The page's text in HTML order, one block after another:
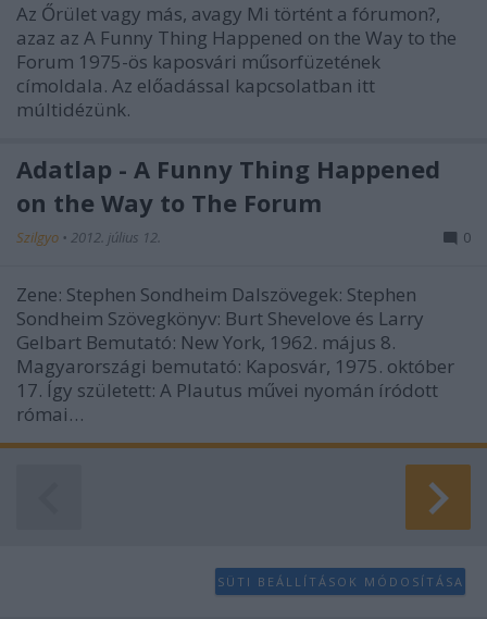
Az Őrület vagy más, avagy Mi történt a fórumon?,
azaz az A Funny Thing Happened on the Way to the
Forum 1975-ös kaposvári műsorfüzetének
címoldala. Az előadással kapcsolatban itt
múltidézünk.
Adatlap - A Funny Thing Happened
on the Way to The Forum
Szilgyo • 2012. július 12. 0
Zene: Stephen Sondheim Dalszövegek: Stephen
Sondheim Szövegkönyv: Burt Shevelove és Larry
Gelbart Bemutató: New York, 1962. május 8.
Magyarországi bemutató: Kaposvár, 1975. október
17. Így született: A Plautus művei nyomán íródott
római…
SÜTI BEÁLLÍTÁSOK MÓDOSÍTÁSA